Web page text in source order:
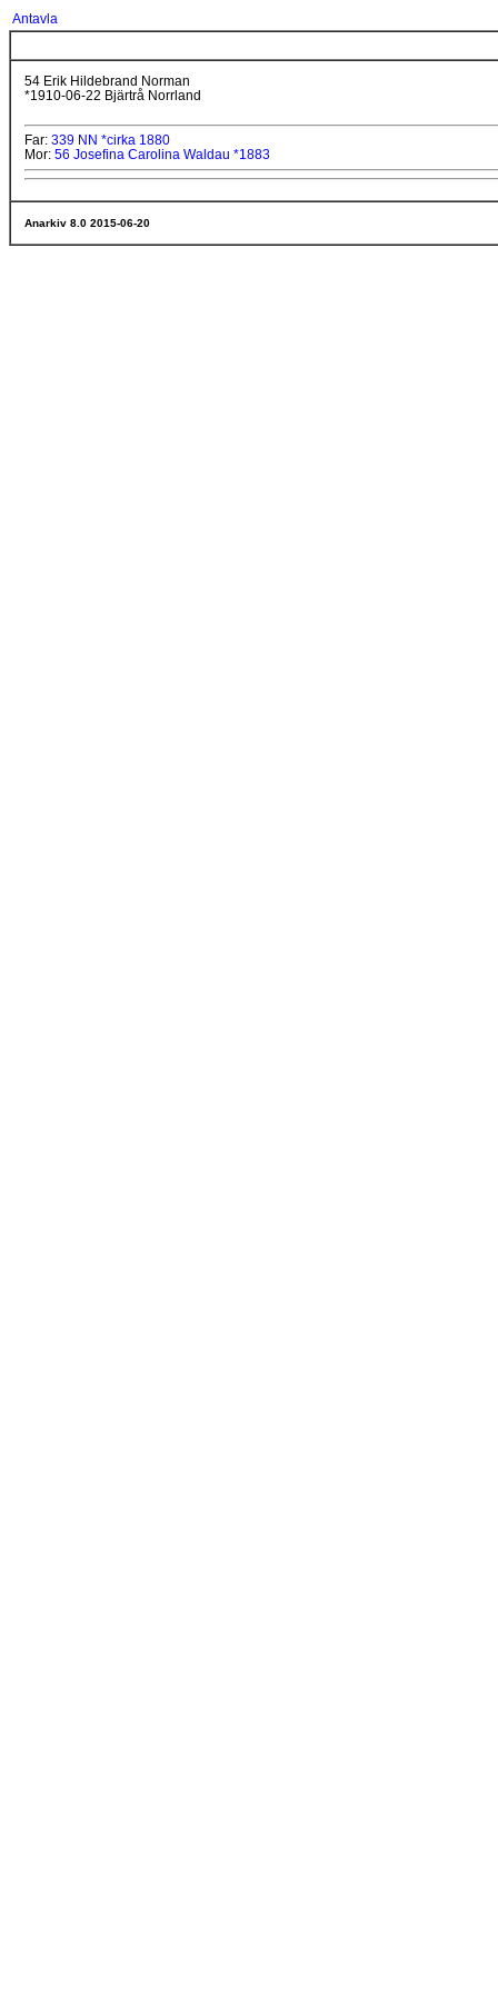
Antavla
54 Erik Hildebrand Norman
*1910-06-22 Bjärtrå Norrland
Far: 339 NN *cirka 1880
Mor: 56 Josefina Carolina Waldau *1883
Anarkiv 8.0 2015-06-20